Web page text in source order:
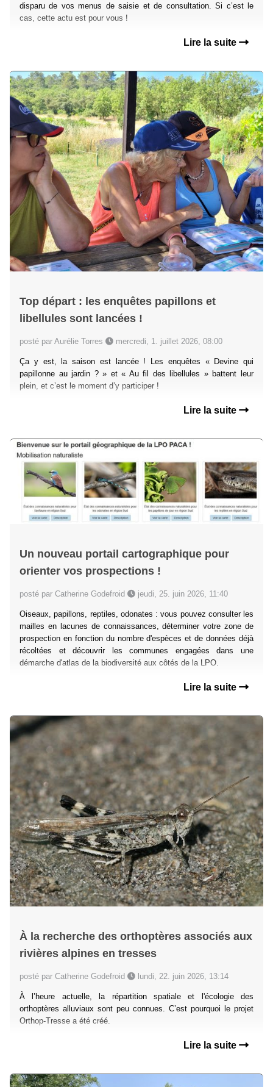
disparu de vos menus de saisie et de consultation. Si c’est le
cas, cette actu est pour vous !
Lire la suite
Top départ : les enquêtes papillons et
libellules sont lancées !
posté par Aurélie Torres mercredi, 1. juillet 2026, 08:00
Ça y est, la saison est lancée ! Les enquêtes « Devine qui
papillonne au jardin ? » et « Au fil des libellules » battent leur
plein, et c’est le moment d’y participer !
Lire la suite
Un nouveau portail cartographique pour
orienter vos prospections !
posté par Catherine Godefroid jeudi, 25. juin 2026, 11:40
Oiseaux, papillons, reptiles, odonates : vous pouvez consulter les
mailles en lacunes de connaissances, déterminer votre zone de
prospection en fonction du nombre d'espèces et de données déjà
récoltées et découvrir les communes engagées dans une
démarche d'atlas de la biodiversité aux côtés de la LPO.
Lire la suite
À la recherche des orthoptères associés aux
rivières alpines en tresses
posté par Catherine Godefroid lundi, 22. juin 2026, 13:14
À l’heure actuelle, la répartition spatiale et l'écologie des
orthoptères alluviaux sont peu connues. C’est pourquoi le projet
Orthop-Tresse a été créé.
Lire la suite